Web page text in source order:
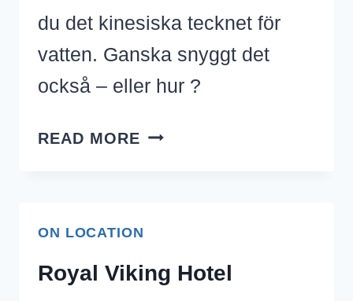
du det kinesiska tecknet för
vatten. Ganska snyggt det
också – eller hur ?
READ MORE VATTEN
ON LOCATION
Royal Viking Hotel